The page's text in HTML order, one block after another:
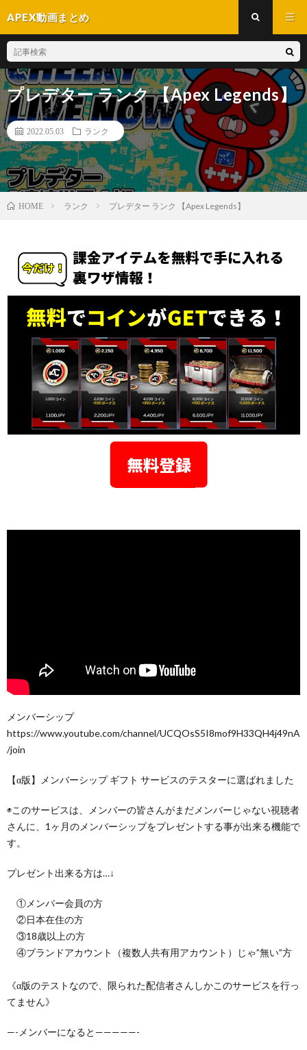
APEX動画まとめ
プレデター ランク 【Apex Legends】
2022.05.03 ランク
HOME ランク プレデター ランク 【Apex Legends】
メンバーシップ
https://www.youtube.com/channel/UCQOsS5I8mof9H33QH4j49nA
/join
【α版】メンバーシップ ギフト サービスのテスターに選ばれました︎
◉このサービスは、メンバーの皆さんがまだメンバーじゃない視聴者
さんに、1ヶ月のメンバーシップをプレゼントする事が出来る機能で
す。
︎プレゼント出来る方は…↓
①メンバー会員の方
②日本在住の方
③18歳以上の方
④ブランドアカウント（複数人共有用アカウント）じゃ”無い”方
《α版のテストなので、限られた配信者さんしかこのサービスを行っ
てません》
—-メンバーになると—————-